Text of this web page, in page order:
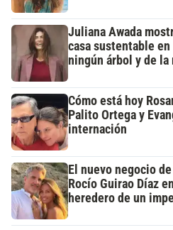
Juliana Awada
casa sustentable
ningún árbol y de la
Cómo está hoy
Palito Ortega y
internación
El nuevo negocio
Rocío Guirao Díaz
heredero de un